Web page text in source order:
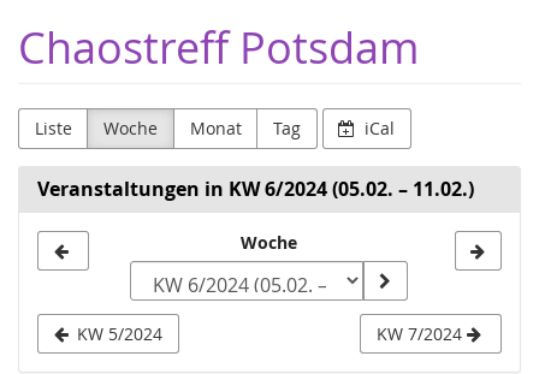
Haupt-
Inhalt
Chaostreff Potsdam
Liste Woche Monat Tag iCal
Veranstaltungen in KW 6/2024 (05.02. – 11.02.)
zur
Anzeige
auswählen
Woche
KW 5/2024 KW 7/2024